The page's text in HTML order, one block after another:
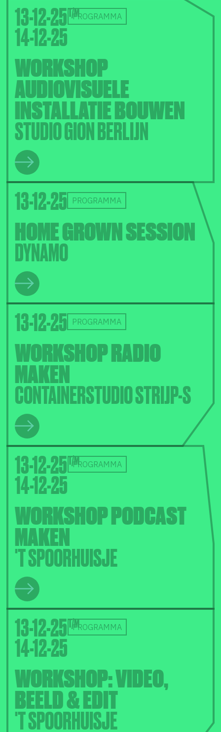
13-12-25
14-12-25
PROGRAMMA
WORKSHOP
AUDIOVISUELE
INSTALLATIE BOUWEN
STUDIO GION BERLIJN
13-12-25 PROGRAMMA
HOME GROWN SESSION
DYNAMO
13-12-25 PROGRAMMA
WORKSHOP RADIO
MAKEN
CONTAINERSTUDIO STRIJP-S
13-12-25
14-12-25
PROGRAMMA
WORKSHOP PODCAST
MAKEN
'T SPOORHUISJE
13-12-25
14-12-25
PROGRAMMA
WORKSHOP: VIDEO,
BEELD & EDIT
'T SPOORHUISJE